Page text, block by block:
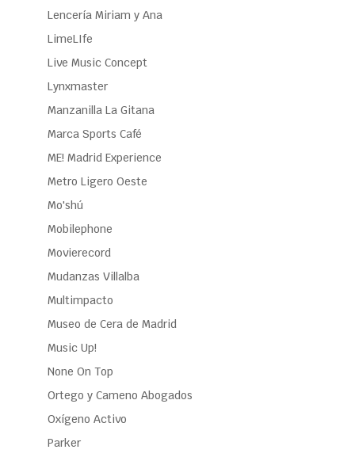
Lencería Miriam y Ana
LimeLIfe
Live Music Concept
Lynxmaster
Manzanilla La Gitana
Marca Sports Café
ME! Madrid Experience
Metro Ligero Oeste
Mo'shú
Mobilephone
Movierecord
Mudanzas Villalba
Multimpacto
Museo de Cera de Madrid
Music Up!
None On Top
Ortego y Cameno Abogados
Oxígeno Activo
Parker